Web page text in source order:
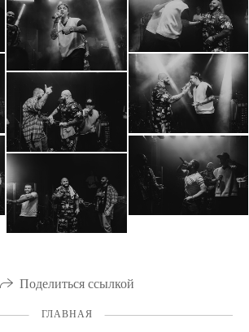
Поделиться ссылкой
ГЛАВНАЯ